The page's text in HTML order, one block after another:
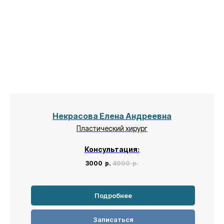
Некрасова Елена Андреевна
Пластический хирург
Консультация:
3000 р. 4000 р.
Подробнее
Записаться